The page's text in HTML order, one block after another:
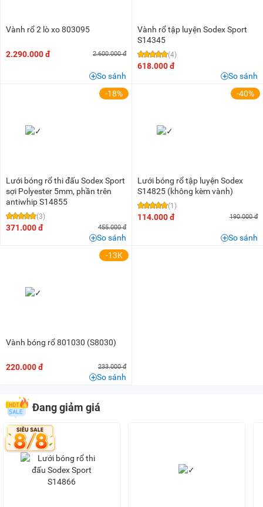
Vành rổ 2 lò xo 803095
2.290.000 đ 2.600.000 đ
So sánh
Vành rổ tập luyện Sodex Sport
S14345
(4)
618.000 đ
So sánh
-18%
Lưới bóng rổ thi đấu Sodex Sport
sợi Polyester 5mm, phần trên
antiwhip S14855
(3)
371.000 đ 455.000 đ
So sánh
-40%
Lưới bóng rổ tập luyện Sodex
S14825 (không kèm vành)
(1)
114.000 đ 190.000 đ
So sánh
-13K
Vành bóng rổ 801030 (S8030)
220.000 đ 233.000 đ
So sánh
Đang giảm giá